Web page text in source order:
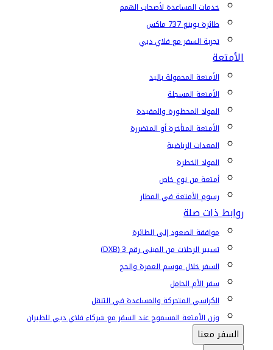
خدمات المساعدة لأصحاب الهمم
طائرة بوينغ 737 ماكس
تجربة السفر مع فلاي دبي
الأمتعة
الأمتعة المحمولة باليد
الأمتعة المسجلة
المواد المحظورة والمقيدة
الأمتعة المتأخرة أو المتضررة
المعدات الرياضية
المواد الخطرة
أمتعة من نوع خاص
رسوم الأمتعة في المطار
روابط ذات صلة
موافقة الصعود إلى الطائرة
تسيير الرحلات من المبنى رقم 3 (DXB)
السفر خلال موسم العمرة والحج
سفر الأم الحامل
الكراسي المتحركة والمساعدة في التنقل
وزن الأمتعة المسموح عند السفر مع شركاء فلاي دبي للطيران
السفر معنا